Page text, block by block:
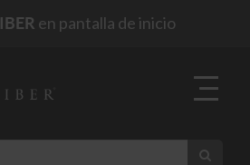
IBER en pantalla de inicio